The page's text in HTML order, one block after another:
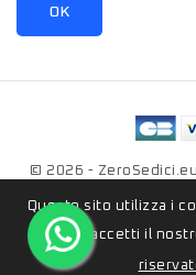
Questo sito utilizza i
sito, accetti il
© 2026 -
Italyon